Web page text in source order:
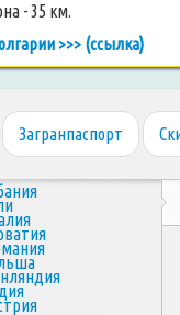
- 35 км.
>>> (ссылка)
Загранпаспорт